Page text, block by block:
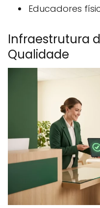
Educadores
Infraestrutura
Qualidade